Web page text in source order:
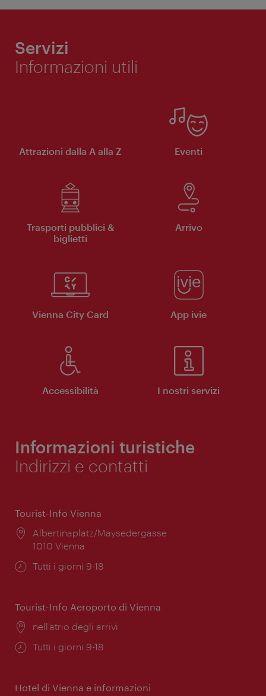
Servizi
Informazioni utili
Attrazioni dalla A alla Z Eventi
Trasporti pubblici &
biglietti
Arrivo
Vienna City Card App ivie
Accessibilità I nostri servizi
Informazioni turistiche
Indirizzi e contatti
Tourist-Info Vienna
Posizione:
Albertinaplatz/Maysedergasse
1010 Vienna
Orari
Tutti i giorni 9-18
Tourist-Info Aeroporto di Vienna
Posizione:
nell’atrio degli arrivi
Orari
Tutti i giorni 9-18
Hotel di Vienna e informazioni